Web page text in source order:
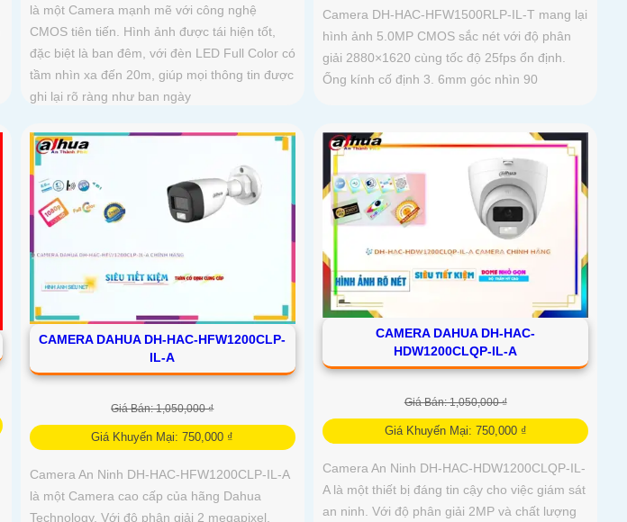
là một Camera mạnh mẽ với công nghệ
CMOS tiên tiến. Hình ảnh được tái hiện tốt,
đặc biệt là ban đêm, với đèn LED Full Color có
tầm nhìn xa đến 20m, giúp mọi thông tin được
ghi lại rõ ràng như ban ngày
Camera DH-HAC-HFW1500RLP-IL-T mang lại
hình ảnh 5.0MP CMOS sắc nét với độ phân
giải 2880×1620 cùng tốc độ 25fps ổn định.
Ống kính cố định 3. 6mm góc nhìn 90
CAMERA DAHUA DH-HAC-HFW1200CLP-
IL-A
Giá Bán: 1,050,000 ₫
Giá Khuyến Mại: 750,000 ₫
Camera An Ninh DH-HAC-HFW1200CLP-IL-A
là một Camera cao cấp của hãng Dahua
Technology. Với độ phân giải 2 megapixel,
CAMERA DAHUA DH-HAC-
HDW1200CLQP-IL-A
Giá Bán: 1,050,000 ₫
Giá Khuyến Mại: 750,000 ₫
Camera An Ninh DH-HAC-HDW1200CLQP-IL-
A là một thiết bị đáng tin cậy cho việc giám sát
an ninh. Với độ phân giải 2MP và chất lượng